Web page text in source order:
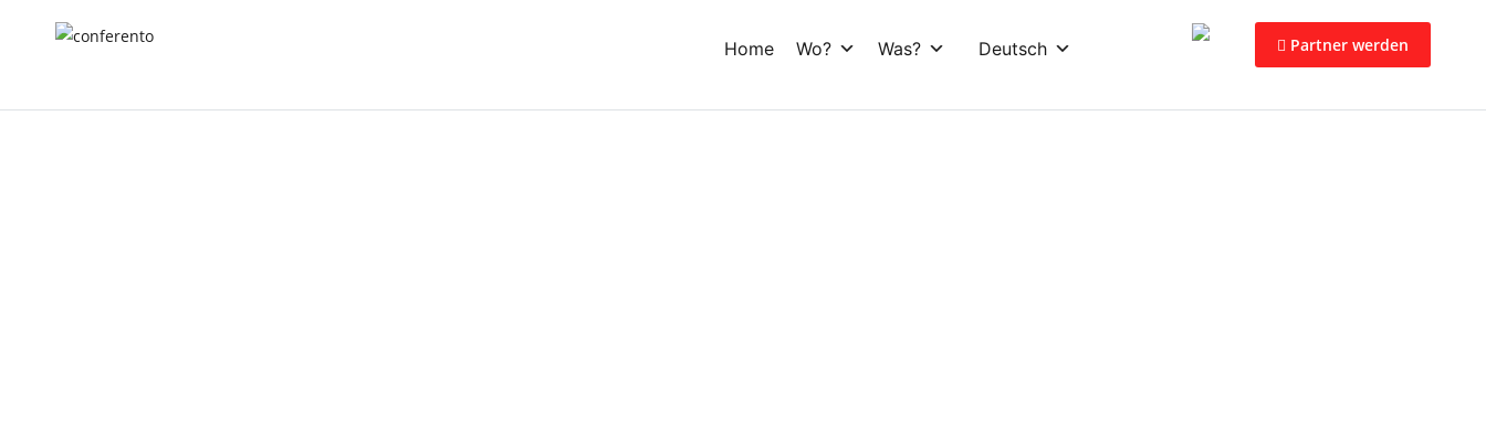
Partner werden
Home Wo? Was? Deutsch